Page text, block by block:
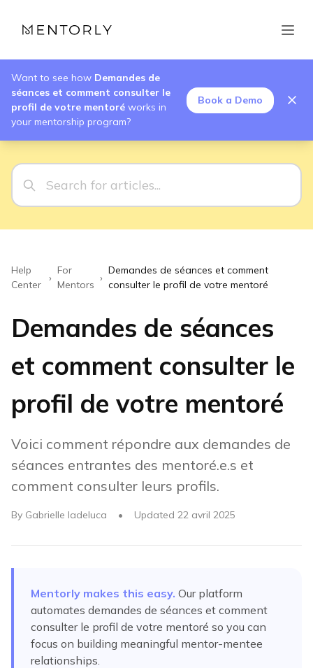
Want to see how Demandes de
séances et comment consulter le
profil de votre mentoré works in
your mentorship program?
Book a Demo
Help
Center
›
For
Mentors
›
Demandes de séances et comment
consulter le profil de votre mentoré
Demandes de séances
et comment consulter le
profil de votre mentoré
Voici comment répondre aux demandes de
séances entrantes des mentoré.e.s et
comment consulter leurs profils.
By Gabrielle Iadeluca • Updated 22 avril 2025
Mentorly makes this easy. Our platform
automates demandes de séances et comment
consulter le profil de votre mentoré so you can
focus on building meaningful mentor-mentee
relationships.